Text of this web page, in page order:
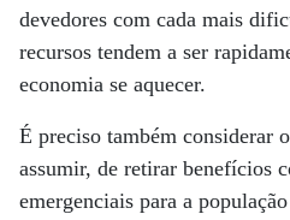
devedores com cada mais
recursos tendem a ser
economia se aquecer.
É preciso também
assumir, de retirar benefícios
emergenciais para a